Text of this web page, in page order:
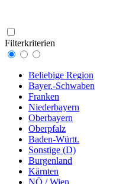
Filterkriterien
Beliebige Region
Bayer.-Schwaben
Franken
Niederbayern
Oberbayern
Oberpfalz
Baden-Württ.
Sonstige (D)
Burgenland
Kärnten
NÖ / Wien